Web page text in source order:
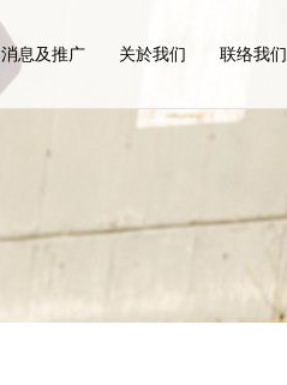
消息及推广 关於我们 联络我们